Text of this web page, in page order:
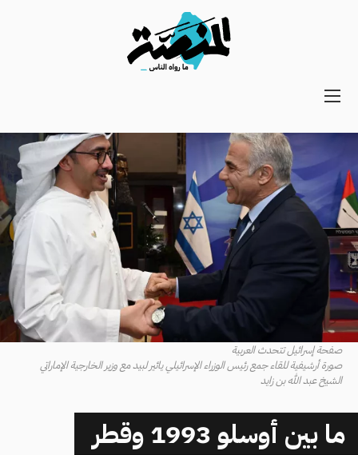
Main
Secondary
Navigation
صفحة إسرائيل تتحدث العربية
صورة أرشيفية للقاء جمع رئيس الوزراء الإسرائيلي يائير لبيد مع وزير الخارجية الإماراتي
الشيخ عبد الله بن زايد
ما بين أوسلو 1993 وقطر